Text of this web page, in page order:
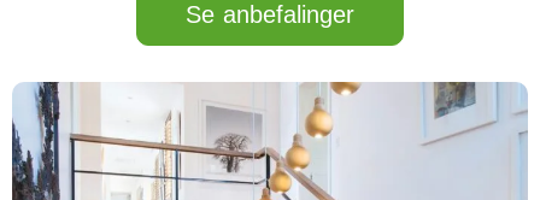
Se anbefalinger